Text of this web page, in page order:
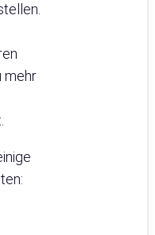
mehr